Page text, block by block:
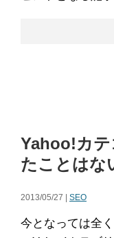
Yahoo!カテ
たことはな
2013/05/27 | SEO
今となっては全